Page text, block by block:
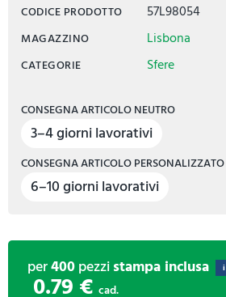
CODICE PRODOTTO 57L98054
MAGAZZINO Lisbona
CATEGORIE Sfere
CONSEGNA ARTICOLO NEUTRO
3–4 giorni lavorativi
CONSEGNA ARTICOLO PERSONALIZZATO
6–10 giorni lavorativi
per400pezzistampa inclusa i
0.79 € cad.